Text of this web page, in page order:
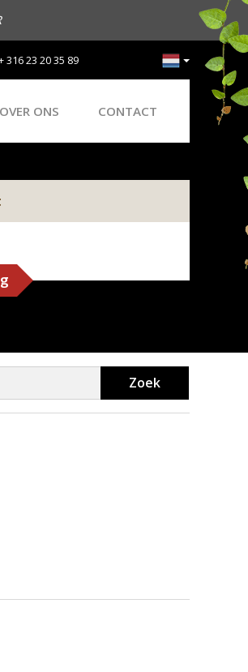
316 23 20 35 89
OVER ONS CONTACT
Zoek